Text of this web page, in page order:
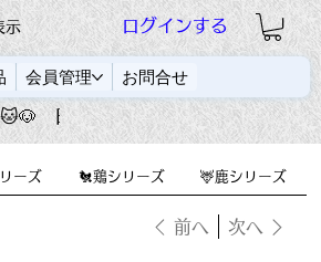
会員管理 お問合せ
示 ログインする
ーズ 🐔鶏シリーズ 🦌鹿シリーズ
前へ 次へ